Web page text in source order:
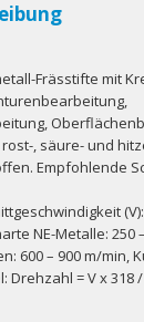
Frässtifte mit
, säure- und
Empfohlende
(V):
NE-Metalle: 250
600 – 900 m/min,
Drehzahl = V x 318